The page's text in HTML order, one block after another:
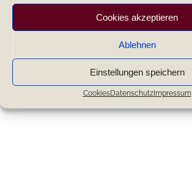
Cookies akzeptieren
Ablehnen
Einstellungen speichern
CookiesDatenschutzImpressum